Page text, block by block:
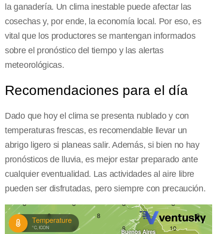
la ganadería. Un clima inestable puede afectar las
cosechas y, por ende, la economía local. Por eso, es
vital que los productores se mantengan informados
sobre el pronóstico del tiempo y las alertas
meteorológicas.
Recomendaciones para el día
Dado que hoy el clima se presenta nublado y con
temperaturas frescas, es recomendable llevar un
abrigo ligero si planeas salir. Además, si bien no hay
pronósticos de lluvia, es mejor estar preparado ante
cualquier eventualidad. Las actividades al aire libre
pueden ser disfrutadas, pero siempre con precaución.